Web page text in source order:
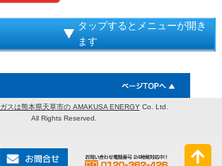
タップするとメニューが開き
ます
ガスは熊本県天草市の AMAKUSA ENERGYCo. Ltd.
All Rights Reserved.